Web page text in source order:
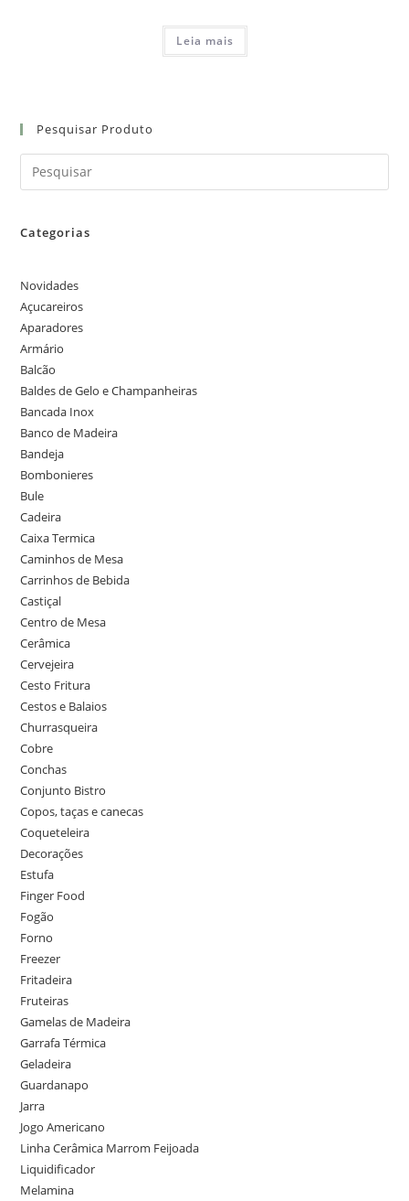
Leia mais
Pesquisar Produto
Categorias
Novidades
Açucareiros
Aparadores
Armário
Balcão
Baldes de Gelo e Champanheiras
Bancada Inox
Banco de Madeira
Bandeja
Bombonieres
Bule
Cadeira
Caixa Termica
Caminhos de Mesa
Carrinhos de Bebida
Castiçal
Centro de Mesa
Cerâmica
Cervejeira
Cesto Fritura
Cestos e Balaios
Churrasqueira
Cobre
Conchas
Conjunto Bistro
Copos, taças e canecas
Coqueteleira
Decorações
Estufa
Finger Food
Fogão
Forno
Freezer
Fritadeira
Fruteiras
Gamelas de Madeira
Garrafa Térmica
Geladeira
Guardanapo
Jarra
Jogo Americano
Linha Cerâmica Marrom Feijoada
Liquidificador
Melamina